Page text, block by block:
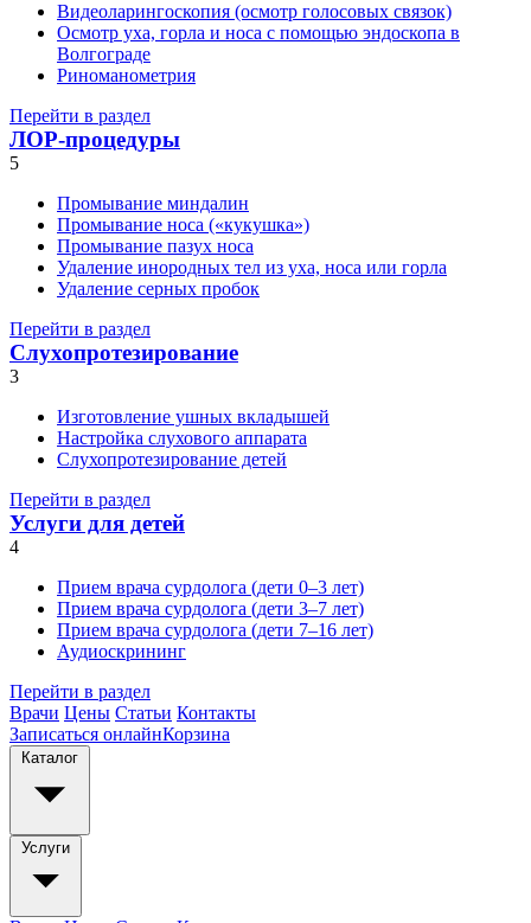
Видеоларингоскопия (осмотр голосовых связок)
Осмотр уха, горла и носа с помощью эндоскопа в
Волгограде
Риноманометрия
Перейти в раздел
ЛОР-процедуры
5
Промывание миндалин
Промывание носа («кукушка»)
Промывание пазух носа
Удаление инородных тел из уха, носа или горла
Удаление серных пробок
Перейти в раздел
Слухопротезирование
3
Изготовление ушных вкладышей
Настройка слухового аппарата
Слухопротезирование детей
Перейти в раздел
Услуги для детей
4
Прием врача сурдолога (дети 0–3 лет)
Прием врача сурдолога (дети 3–7 лет)
Прием врача сурдолога (дети 7–16 лет)
Аудиоскрининг
Перейти в раздел
Врачи Цены Статьи Контакты
Записаться онлайнКорзина
Каталог
Услуги